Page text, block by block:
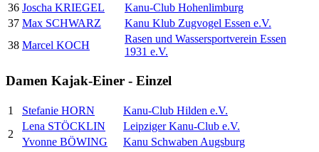
36 Joscha KRIEGEL
Kanu-Club Hohenlimburg
37 Max SCHWARZ
Kanu Klub Zugvogel Essen e.V.
38 Marcel KOCH
Rasen und Wassersportverein Essen
1931 e.V.
Damen Kajak-Einer - Einzel
1 Stefanie HORN
Kanu-Club Hilden e.V.
2
Lena STÖCKLIN
Leipziger Kanu-Club e.V.
Yvonne BÖWING
Kanu Schwaben Augsburg